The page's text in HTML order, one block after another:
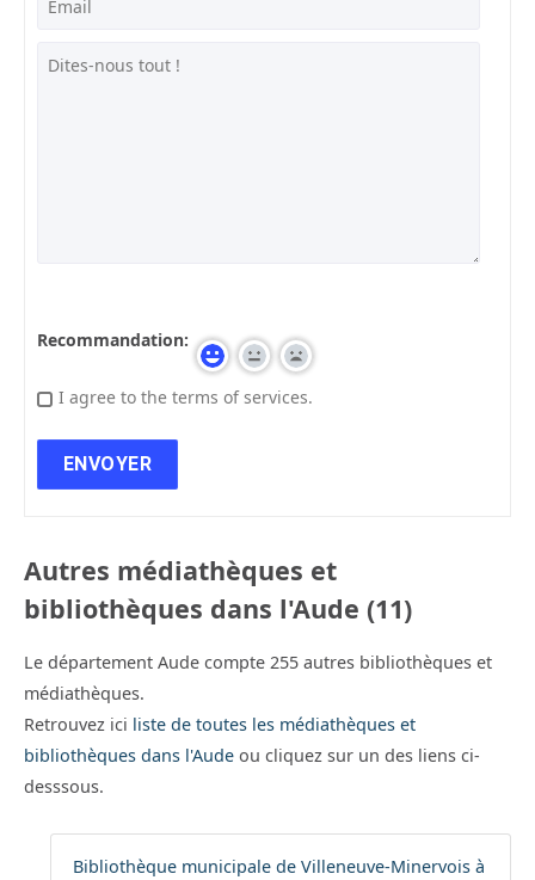
Recommandation:
I agree to the terms of services.
Autres médiathèques et
bibliothèques dans l'Aude (11)
Le département Aude compte 255 autres bibliothèques et
médiathèques.
Retrouvez ici liste de toutes les médiathèques et
bibliothèques dans l'Aude ou cliquez sur un des liens ci-
desssous.
Bibliothèque municipale de Villeneuve-Minervois à